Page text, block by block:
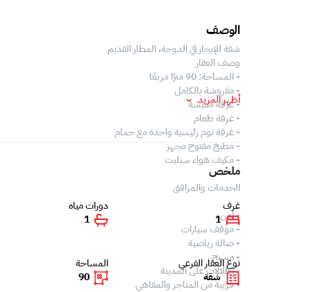
الوصف
شقة للإيجار في الدوحة، المطار القديم
وصف العقار
- المساحة: 90 مترًا مربعًا
- مفروشة بالكامل
- غرفة معيشة
- غرفة طعام
- غرفة نوم رئيسية واحدة مع حمام
- مطبخ مفتوح مجهز
- مكيف هواء سبليت
الخدمات والمرافق
- أمن
- موقف سيارات
- صالة رياضية
- مسبح
- إطلالات على المدينة
- قريبة من المتاجر والمقاهي
أظهر المزيد
ملخص
غرف
1
دورات مياه
1
نوع العقار الفرعي
شقة
المساحة
90